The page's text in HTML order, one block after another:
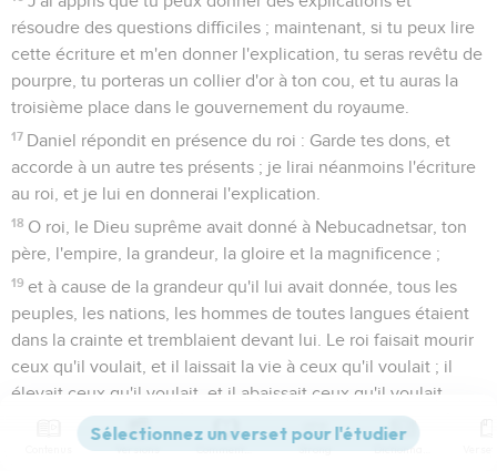
résoudre des questions difficiles ; maintenant, si tu peux lire
cette écriture et m'en donner l'explication, tu seras revêtu de
pourpre, tu porteras un collier d'or à ton cou, et tu auras la
troisième place dans le gouvernement du royaume.
17 Daniel répondit en présence du roi : Garde tes dons, et
accorde à un autre tes présents ; je lirai néanmoins l'écriture
au roi, et je lui en donnerai l'explication.
18 O roi, le Dieu suprême avait donné à Nebucadnetsar, ton
père, l'empire, la grandeur, la gloire et la magnificence ;
19 et à cause de la grandeur qu'il lui avait donnée, tous les
peuples, les nations, les hommes de toutes langues étaient
dans la crainte et tremblaient devant lui. Le roi faisait mourir
ceux qu'il voulait, et il laissait la vie à ceux qu'il voulait ; il
élevait ceux qu'il voulait, et il abaissait ceux qu'il voulait.
Mais lorsque son coeur s'éleva et que son esprit s'endurcit
jusqu'à l'arrogance, il fut précipité de son trône royal et
Versions Commentaires Strong